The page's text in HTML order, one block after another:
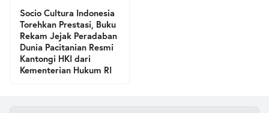
Socio Cultura Indonesia
Torehkan Prestasi, Buku
Rekam Jejak Peradaban
Dunia Pacitanian Resmi
Kantongi HKI dari
Kementerian Hukum RI